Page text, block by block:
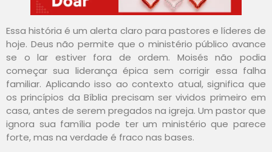
Essa história é um alerta claro para pastores e líderes de
hoje. Deus não permite que o ministério público avance
se o lar estiver fora de ordem. Moisés não podia
começar sua liderança épica sem corrigir essa falha
familiar. Aplicando isso ao contexto atual, significa que
os princípios da Bíblia precisam ser vividos primeiro em
casa, antes de serem pregados na igreja. Um pastor que
ignora sua família pode ter um ministério que parece
forte, mas na verdade é fraco nas bases.